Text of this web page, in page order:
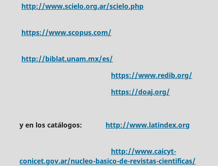
http://www.scielo.org.ar/scielo.php
https://www.scopus.com/
http://biblat.unam.mx/es/
https://www.redib.org/
https://doaj.org/
y en los catálogos: http://www.latindex.org
http://www.caicyt-
conicet.gov.ar/nucleo-basico-de-revistas-cientificas/